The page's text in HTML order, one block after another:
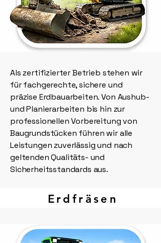
Als zertifizierter Betrieb stehen wir
für fachgerechte, sichere und
präzise Erdbauarbeiten. Von Aushub-
und Planierarbeiten bis hin zur
professionellen Vorbereitung von
Baugrundstücken führen wir alle
Leistungen zuverlässig und nach
geltenden Qualitäts- und
Sicherheitsstandards aus.
Erdfräsen